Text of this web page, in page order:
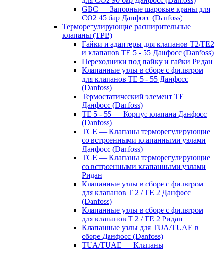
GBC — Запорные шаровые краны для
CO2 45 бар Данфосс (Danfoss)
Терморегулирующие расширительные
клапаны (ТРВ)
Гайки и адаптеры для клапанов T2/TE2
и клапанов TE 5 - 55 Данфосс (Danfoss)
Переходники под пайку и гайки Ридан
Клапанные узлы в сборе с фильтром
для клапанов TE 5 - 55 Данфосс
(Danfoss)
Термостатический элемент TE
Данфосс (Danfoss)
TE 5 - 55 — Корпус клапана Данфосс
(Danfoss)
TGE — Клапаны терморегулирующие
со встроенными клапанными узлами
Данфосс (Danfoss)
TGE — Клапаны терморегулирующие
со встроенными клапанными узлами
Ридан
Клапанные узлы в сборе с фильтром
для клапанов T 2 / TE 2 Данфосс
(Danfoss)
Клапанные узлы в сборе с фильтром
для клапанов T 2 / TE 2 Ридан
Клапанные узлы для TUA/TUAE в
сборе Данфосс (Danfoss)
TUA/TUAE — Клапаны